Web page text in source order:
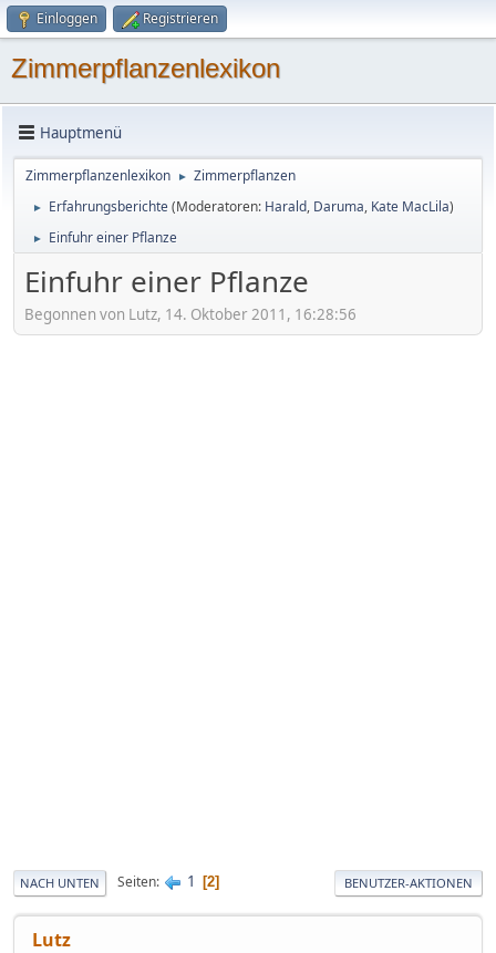
Einloggen Registrieren
Zimmerpflanzenlexikon
Hauptmenü
Zimmerpflanzenlexikon ► Zimmerpflanzen
► Erfahrungsberichte(Moderatoren: Harald, Daruma, Kate MacLila)
► Einfuhr einer Pflanze
Einfuhr einer Pflanze
Begonnen von Lutz, 14. Oktober 2011, 16:28:56
NACH UNTEN Seiten 1 2 BENUTZER-AKTIONEN
Lutz